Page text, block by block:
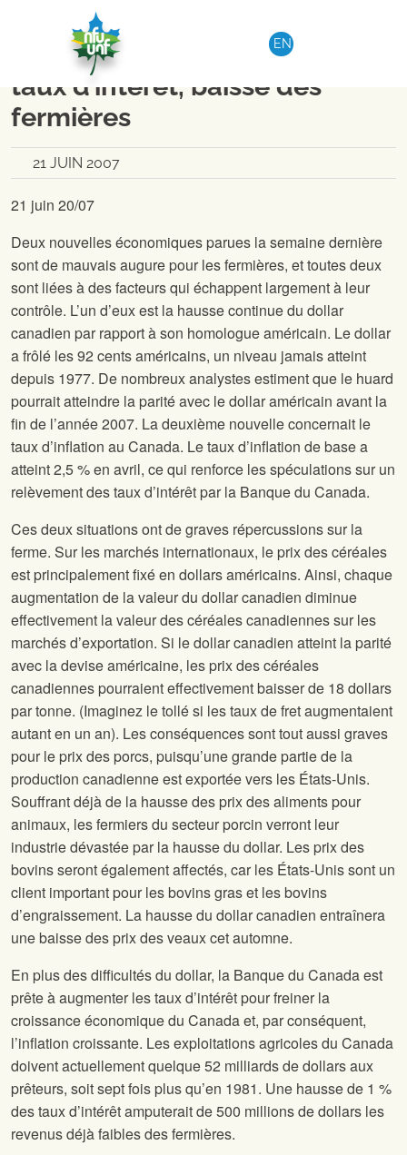
Aller au contenu
EN
|COMMUNIQUÉ DE PRESSE
Hausse du dollar, hausse des
taux d’intérêt, baisse des
fermières
21 JUIN 2007
21 juin 20/07
Deux nouvelles économiques parues la semaine dernière
sont de mauvais augure pour les fermières, et toutes deux
sont liées à des facteurs qui échappent largement à leur
contrôle. L’un d’eux est la hausse continue du dollar
canadien par rapport à son homologue américain. Le dollar
a frôlé les 92 cents américains, un niveau jamais atteint
depuis 1977. De nombreux analystes estiment que le huard
pourrait atteindre la parité avec le dollar américain avant la
fin de l’année 2007. La deuxième nouvelle concernait le
taux d’inflation au Canada. Le taux d’inflation de base a
atteint 2,5 % en avril, ce qui renforce les spéculations sur un
relèvement des taux d’intérêt par la Banque du Canada.
Ces deux situations ont de graves répercussions sur la
ferme. Sur les marchés internationaux, le prix des céréales
est principalement fixé en dollars américains. Ainsi, chaque
augmentation de la valeur du dollar canadien diminue
effectivement la valeur des céréales canadiennes sur les
marchés d’exportation. Si le dollar canadien atteint la parité
avec la devise américaine, les prix des céréales
canadiennes pourraient effectivement baisser de 18 dollars
par tonne. (Imaginez le tollé si les taux de fret augmentaient
autant en un an). Les conséquences sont tout aussi graves
pour le prix des porcs, puisqu’une grande partie de la
production canadienne est exportée vers les États-Unis.
Souffrant déjà de la hausse des prix des aliments pour
animaux, les fermiers du secteur porcin verront leur
industrie dévastée par la hausse du dollar. Les prix des
bovins seront également affectés, car les États-Unis sont un
client important pour les bovins gras et les bovins
d’engraissement. La hausse du dollar canadien entraînera
une baisse des prix des veaux cet automne.
En plus des difficultés du dollar, la Banque du Canada est
prête à augmenter les taux d’intérêt pour freiner la
croissance économique du Canada et, par conséquent,
l’inflation croissante. Les exploitations agricoles du Canada
doivent actuellement quelque 52 milliards de dollars aux
prêteurs, soit sept fois plus qu’en 1981. Une hausse de 1 %
des taux d’intérêt amputerait de 500 millions de dollars les
revenus déjà faibles des fermières.